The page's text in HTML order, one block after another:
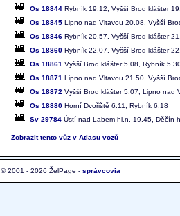
Os 18844 Rybník 19.12, Vyšší Brod klášter
Os 18845 Lipno nad Vltavou 20.08, Vyšší
Os 18846 Rybník 20.57, Vyšší Brod klášter
Os 18860 Rybník 22.07, Vyšší Brod klášter
Os 18861 Vyšší Brod klášter 5.08, Rybník
Os 18871 Lipno nad Vltavou 21.50, Vyšší
Os 18872 Vyšší Brod klášter 5.07, Lipno nad
Os 18880 Horní Dvořiště 6.11, Rybník 6.18
Sv 29784 Ústí nad Labem hl.n. 19.45, Děčín
Zobrazit tento vůz v Atlasu vozů
© 2001 - 2026 ŽelPage - správcovia